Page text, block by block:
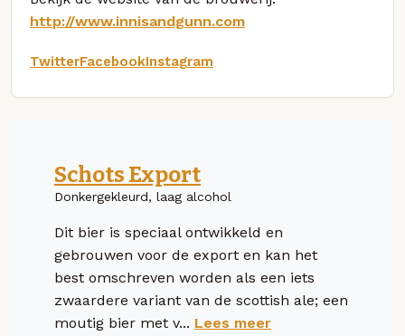
http://www.innisandgunn.com
TwitterFacebookInstagram
Schots Export
Donkergekleurd, laag alcohol
Dit bier is speciaal ontwikkeld en
gebrouwen voor de export en kan het
best omschreven worden als een iets
zwaardere variant van de scottish ale; een
moutig bier met v... Lees meer